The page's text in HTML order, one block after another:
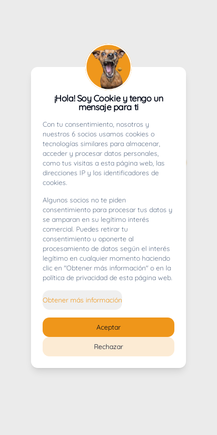
404
Whoops! Lo sentimos mucho.
¡Hola! Soy Cookie y tengo un
mensaje para ti
Con tu consentimiento, nosotros y
nuestros 6 socios usamos cookies o
tecnologías similares para almacenar,
acceder y procesar datos personales,
como tus visitas a esta página web, las
direcciones IP y los identificadores de
cookies.
Algunos socios no te piden
consentimiento para procesar tus datos y
se amparan en su legítimo interés
comercial. Puedes retirar tu
consentimiento u oponerte al
procesamiento de datos según el interés
legítimo en cualquier momento haciendo
clic en "Obtener más información" o en la
política de privacidad de esta página web.
Obtener más información
Rechazar
Aceptar